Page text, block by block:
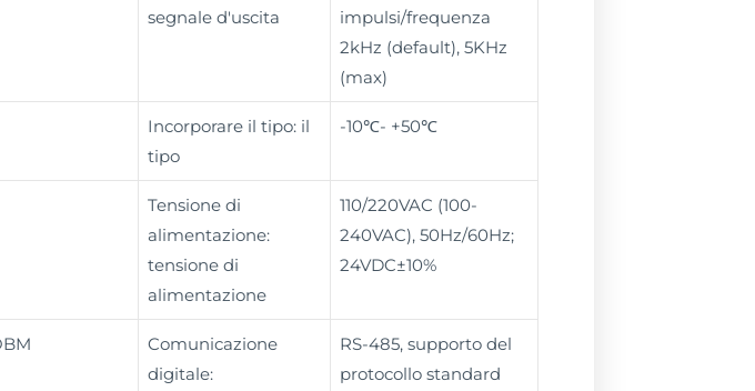
segnale d'uscita
impulsi/frequenza
2kHz (default), 5KHz
(max)
Incorporare il tipo: il
tipo
-10℃- +50℃
Tensione di
alimentazione:
tensione di
alimentazione
110/220VAC (100-
240VAC), 50Hz/60Hz;
24VDC±10%
Comunicazione
digitale:
RS-485, supporto del
protocollo standard